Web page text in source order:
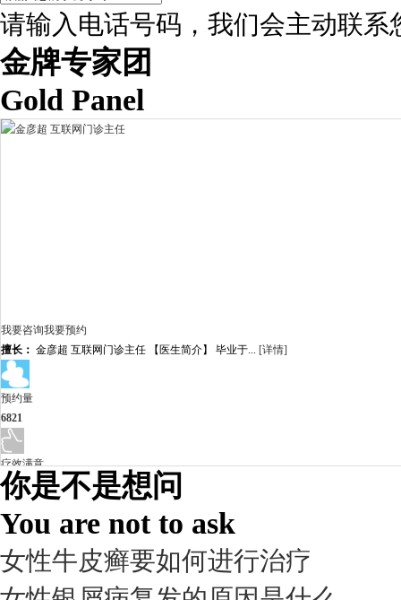
请输入电话号码，我们会主动联系
金牌专家团
Gold Panel
我要咨询我要预约
擅长： 金彦超 互联网门诊主任 【医生简介】 毕业于... [详情]
预约量
6821
疗效满意
98%
你是不是想问
You are not to ask
女性牛皮癣要如何进行治疗